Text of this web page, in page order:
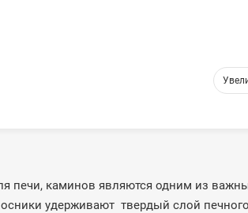
печи, каминов являются одним из
удерживают твердый слой